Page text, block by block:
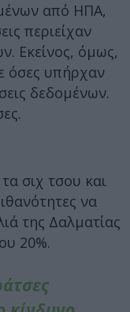
από ΗΠΑ,
περιείχαν
Εκείνος, όμως,
όσες υπήρχαν
δεδομένων.
σιχ τσου και
να
της Δαλματίας
20%.